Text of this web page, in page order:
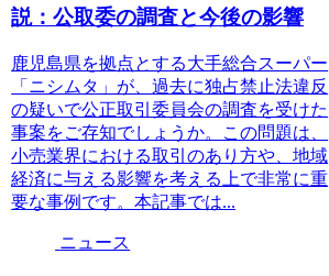
説：公取委の調査と今後の影響
鹿児島県を拠点とする大手総合スーパー
「ニシムタ」が、過去に独占禁止法違反
の疑いで公正取引委員会の調査を受けた
事案をご存知でしょうか。この問題は、
小売業界における取引のあり方や、地域
経済に与える影響を考える上で非常に重
要な事例です。本記事では...
ニュース